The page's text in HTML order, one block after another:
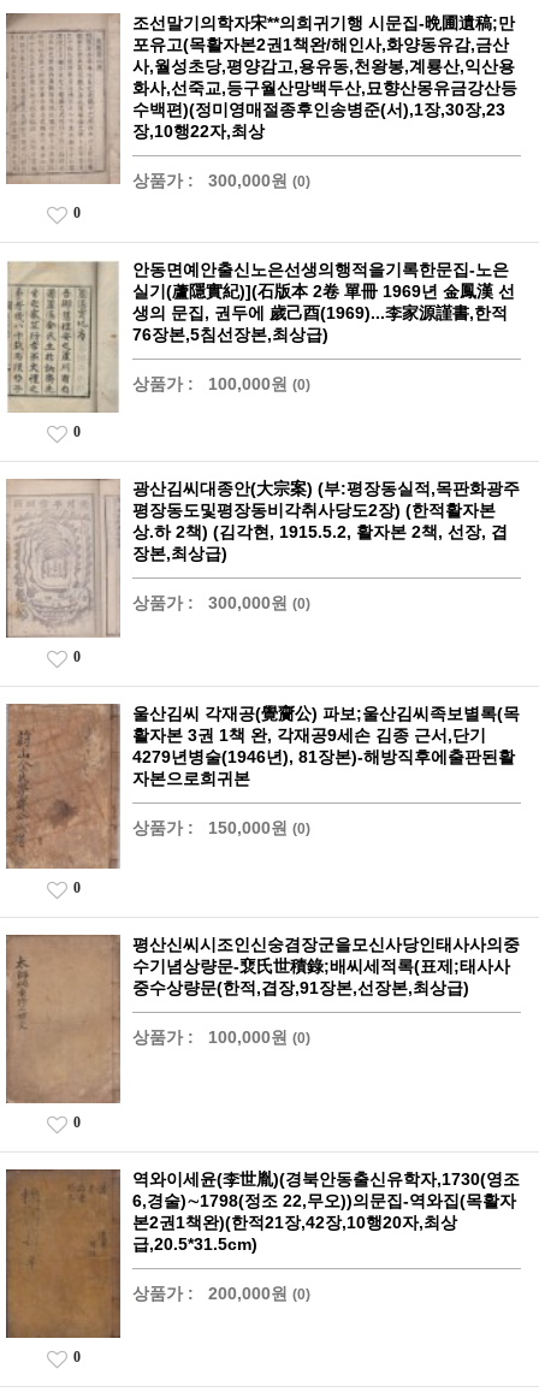
조선말기의학자宋**의희귀기행 시문집-晩圃遺稿;만
포유고(목활자본2권1책완/해인사,화양동유감,금산
사,월성초당,평양감고,용유동,천왕봉,계룡산,익산용
화사,선죽교,등구월산망백두산,묘향산몽유금강산등
수백편)(정미영매절종후인송병준(서),1장,30장,23
장,10행22자,최상
상품가 : 300,000원 (0)
0
안동면예안출신노은선생의행적을기록한문집-노은
실기(蘆隱實紀)](石版本 2卷 單冊 1969년 金鳳漢 선
생의 문집, 권두에 歲己酉(1969)...李家源謹書,한적
76장본,5침선장본,최상급)
상품가 : 100,000원 (0)
0
광산김씨대종안(大宗案) (부:평장동실적,목판화광주
평장동도및평장동비각취사당도2장) (한적활자본
상.하 2책) (김각현, 1915.5.2, 활자본 2책, 선장, 겹
장본,최상급)
상품가 : 300,000원 (0)
0
울산김씨 각재공(覺齎公) 파보;울산김씨족보별록(목
활자본 3권 1책 완, 각재공9세손 김종 근서,단기
4279년병술(1946년), 81장본)-해방직후에출판된활
자본으로희귀본
상품가 : 150,000원 (0)
0
평산신씨시조인신숭겸장군을모신사당인태사사의중
수기념상량문-裵氏世積錄;배씨세적록(표제;태사사
중수상량문(한적,겹장,91장본,선장본,최상급)
상품가 : 100,000원 (0)
0
역와이세윤(李世胤)(경북안동출신유학자,1730(영조
6,경술)∼1798(정조 22,무오))의문집-역와집(목활자
본2권1책완)(한적21장,42장,10행20자,최상
급,20.5*31.5cm)
상품가 : 200,000원 (0)
0